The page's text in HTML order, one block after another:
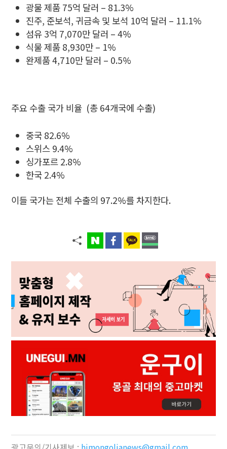
광물 제품 75억 달러 – 81.3%
진주, 준보석, 귀금속 및 보석 10억 달러 – 11.1%
섬유 3억 7,070만 달러 – 4%
식물 제품 8,930만 – 1%
완제품 4,710만 달러 – 0.5%
주요 수출 국가 비율 (총 64개국에 수출)
중국 82.6%
스위스 9.4%
싱가포르 2.8%
한국 2.4%
이들 국가는 전체 수출의 97.2%를 차지한다.